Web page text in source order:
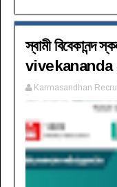
স্বামী
vivekananda
Karmasandhan